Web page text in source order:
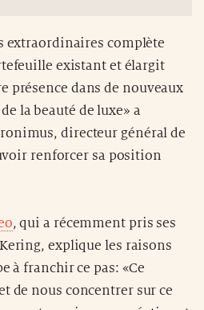
extraordinaires complète
existant et élargit
présence dans de nouveaux
la beauté de luxe» a
directeur général de
renforcer sa position
, qui a récemment pris ses
explique les raisons
à franchir ce pas: «Ce
de nous concentrer sur ce